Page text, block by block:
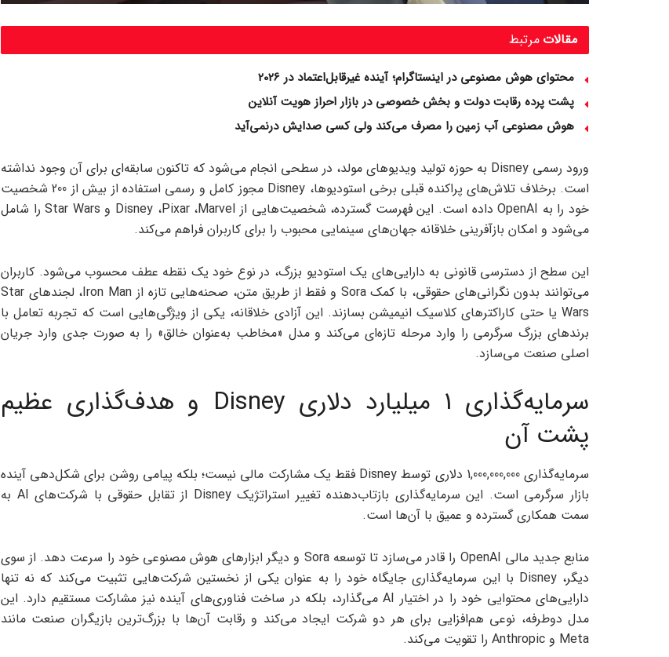
مرتبط مقالات
محتوای هوش مصنوعی در اینستاگرام؛ آینده غیرقابل‌اعتماد در 2026
پشت پرده رقابت دولت و بخش خصوصی در بازار احراز هویت آنلاین
هوش مصنوعی آب زمین را مصرف می‌کند ولی کسی صدایش درنمی‌آید
ورود رسمی Disney به حوزه تولید ویدیوهای مولد، در سطحی انجام می‌شود که تاکنون سابقه‌ای برای آن وجود نداشته
است. برخلاف تلاش‌های پراکنده قبلی برخی استودیوها، Disney مجوز کامل و رسمی استفاده از بیش از 200 شخصیت
خود را به OpenAI داده است. این فهرست گسترده، شخصیت‌هایی از Disney ،Pixar ،Marvel و Star Wars را شامل
می‌شود و امکان بازآفرینی خلاقانه جهان‌های سینمایی محبوب را برای کاربران فراهم می‌کند.
این سطح از دسترسی قانونی به دارایی‌های یک استودیو بزرگ، در نوع خود یک نقطه عطف محسوب می‌شود. کاربران
می‌توانند بدون نگرانی‌های حقوقی، با کمک Sora و فقط از طریق متن، صحنه‌هایی تازه از Iron Man، لجندهای Star
Wars یا حتی کاراکترهای کلاسیک انیمیشن بسازند. این آزادی خلاقانه، یکی از ویژگی‌هایی است که تجربه تعامل با
برندهای بزرگ سرگرمی را وارد مرحله تازه‌ای می‌کند و مدل «مخاطب به‌عنوان خالق» را به صورت جدی وارد جریان
اصلی صنعت می‌سازد.
سرمایه‌گذاری 1 میلیارد دلاری Disney و هدف‌گذاری عظیم
پشت آن
سرمایه‌گذاری 1,000,000,000 دلاری توسط Disney فقط یک مشارکت مالی نیست؛ بلکه پیامی روشن برای شکل‌دهی آینده
بازار سرگرمی است. این سرمایه‌گذاری بازتاب‌دهنده تغییر استراتژیک Disney از تقابل حقوقی با شرکت‌های AI به
سمت همکاری گسترده و عمیق با آن‌ها است.
منابع جدید مالی OpenAI را قادر می‌سازد تا توسعه Sora و دیگر ابزارهای هوش مصنوعی خود را سرعت دهد. از سوی
دیگر، Disney با این سرمایه‌گذاری جایگاه خود را به عنوان یکی از نخستین شرکت‌هایی تثبیت می‌کند که نه تنها
دارایی‌های محتوایی خود را در اختیار AI می‌گذارد، بلکه در ساخت فناوری‌های آینده نیز مشارکت مستقیم دارد. این
مدل دوطرفه، نوعی هم‌افزایی برای هر دو شرکت ایجاد می‌کند و رقابت آن‌ها با بزرگ‌ترین بازیگران صنعت مانند
Meta و Anthropic را تقویت می‌کند.